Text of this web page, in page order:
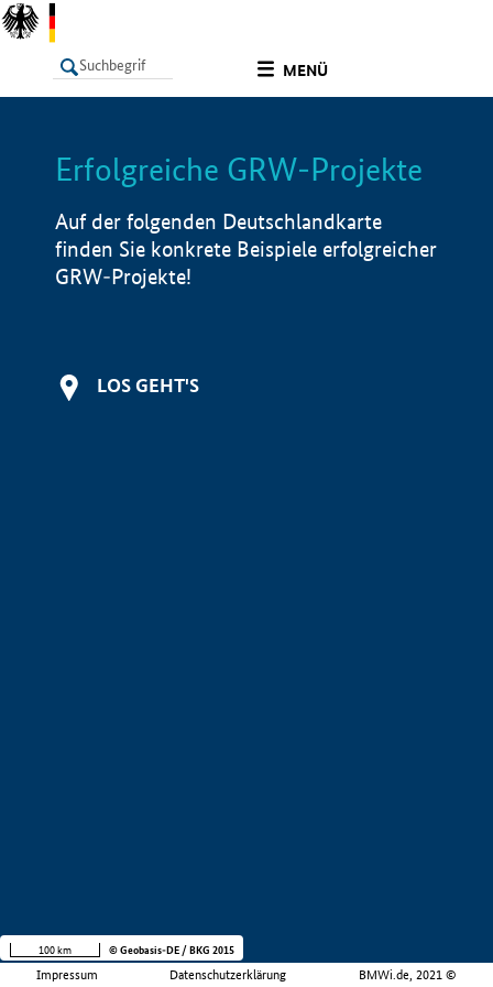
MENÜ
LISTE Info
Erfolgreiche GRW-Projekte
Auf der folgenden Deutschlandkarte
finden Sie konkrete Beispiele erfolgreicher
GRW-Projekte!
LOS GEHT'S
Impressum Datenschutzerklärung BMWi.de, 2021 ©
100 km © Geobasis-DE / BKG 2015